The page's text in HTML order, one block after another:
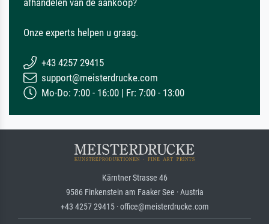
afhandelen van de aankoop?
Onze experts helpen u graag.
+43 4257 29415
support@meisterdrucke.com
Mo-Do: 7:00 - 16:00 | Fr: 7:00 - 13:00
Kärntner Strasse 46
9586 Finkenstein am Faaker See · Austria
+43 4257 29415 · office@meisterdrucke.com